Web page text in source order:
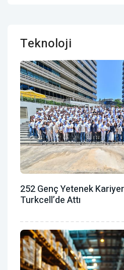
Teknoloji
252 Genç Yetenek
Turkcell’de Attı